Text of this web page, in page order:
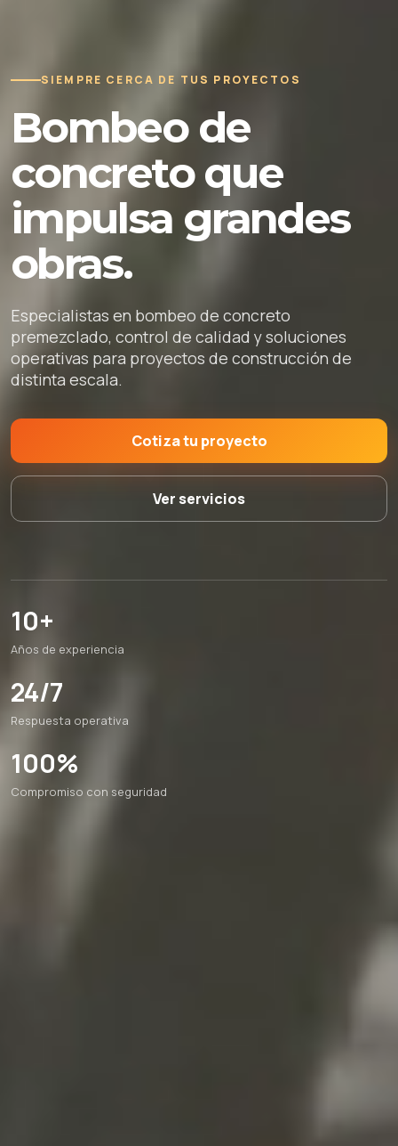
SIEMPRE CERCA DE TUS PROYECTOS
Bombeo de
concreto que
impulsa grandes
obras.
Especialistas en bombeo de concreto
premezclado, control de calidad y soluciones
operativas para proyectos de construcción de
distinta escala.
Cotiza tu proyecto
Ver servicios
10+
Años de experiencia
24/7
Respuesta operativa
100%
Compromiso con seguridad